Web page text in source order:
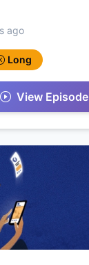
ago
Long
View Episode